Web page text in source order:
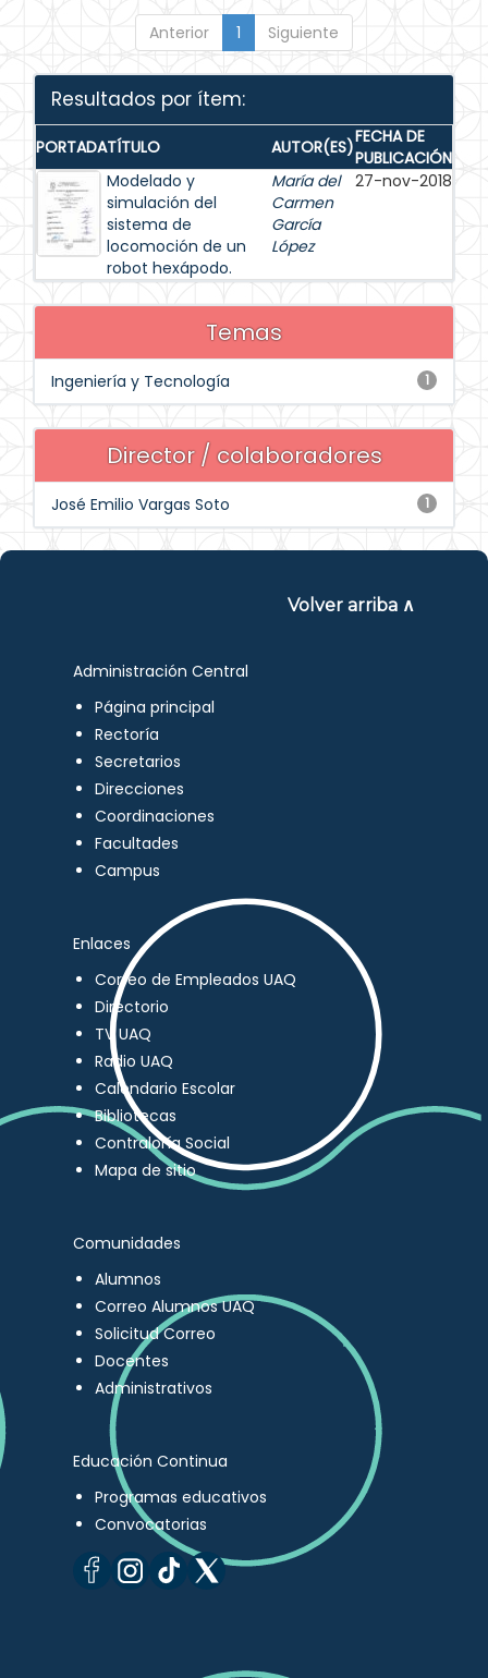
Anterior 1 Siguiente
Resultados por ítem:
PORTADATÍTULO AUTOR(ES)FECHA DE
PUBLICACIÓN
Modelado y
simulación del
sistema de
locomoción de un
robot hexápodo.
María del
Carmen
García
López
27-nov-2018
Temas
1
Ingeniería y Tecnología
Director / colaboradores
1
José Emilio Vargas Soto
Volver arriba ∧
Administración Central
Página principal
Rectoría
Secretarios
Direcciones
Coordinaciones
Facultades
Campus
Enlaces
Correo de Empleados UAQ
Directorio
TV UAQ
Radio UAQ
Calendario Escolar
Bibliotecas
Contraloría Social
Mapa de sitio
Comunidades
Alumnos
Correo Alumnos UAQ
Solicitud Correo
Docentes
Administrativos
Educación Continua
Programas educativos
Convocatorias